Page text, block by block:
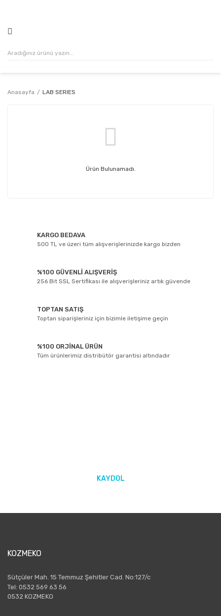
Anasayfa LAB SERIES
Ürün Bulunamadı.
KARGO BEDAVA
500 TL ve üzeri tüm alışverişlerinizde kargo bizden
%100 GÜVENLİ ALIŞVERİŞ
256 Bit SSL Sertifikası ile alışverişleriniz artık güvende
TOPTAN SATIŞ
Toptan siparişleriniz için bizimle iletişime geçin
%100 ORJİNAL ÜRÜN
Tüm ürünlerimiz distribütör garantisi altındadır
KAYDOL
KOZMEKO
Sütçüler Mah. 15 Temmuz Şehitler Cad. No:127/c
Tel: 0532 569 63 56
0532 KOZMEKO